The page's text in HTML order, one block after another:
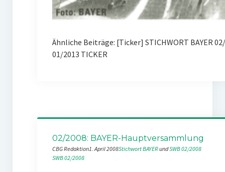
Ähnliche Beiträge: [Ticker] STICHWORT BAYER
01/2013 TICKER
02/2008: BAYER-Hauptversammlung
CBG Redaktion1. April 2008Stichwort BAYER und SWB 02/2008
SWB 02/2008